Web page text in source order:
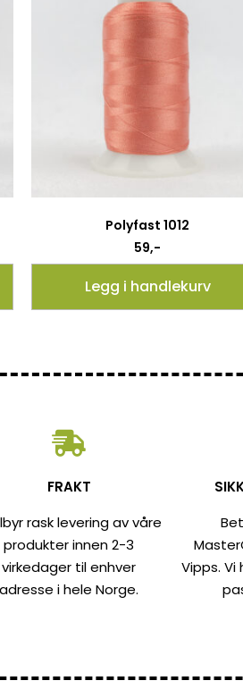
Polyfast 1012
59,-
Legg i handlekurv
FRAKT
rask levering av våre
produkter innen 2-3
virkedager til enhver
adresse i hele Norge.
Vipps. Vi